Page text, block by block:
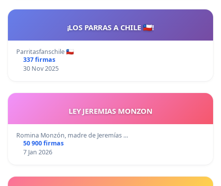
¡LOS PARRAS A CHILE 🇨🇱!
Parritasfanschile 🇨🇱
337 firmas
30 Nov 2025
LEY JEREMIAS MONZON
Romina Monzón, madre de Jeremías …
50 900 firmas
7 Jan 2026